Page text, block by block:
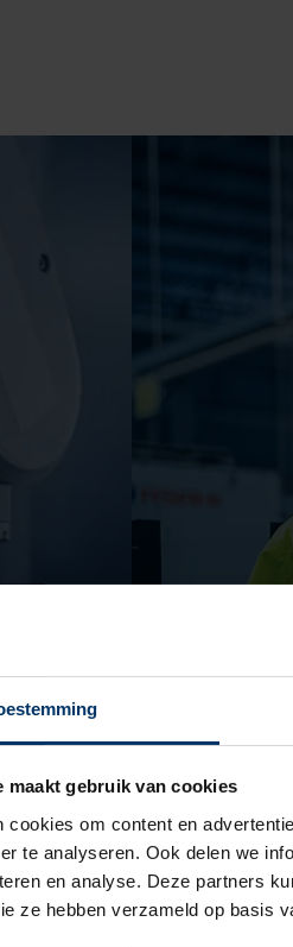
maakt gebruik van cookies
cookies om content en
te analyseren. Ook delen we
en analyse. Deze partners
ze hebben verzameld op basis
MRO
Meer